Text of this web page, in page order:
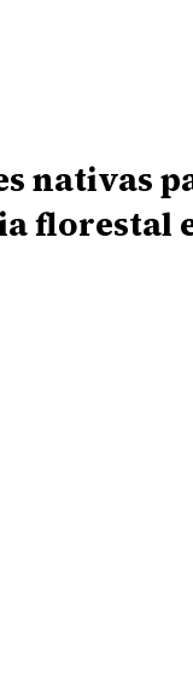
nativas
florestal